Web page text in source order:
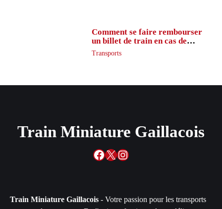
Comment se faire rembourser
un billet de train en cas de
retard ?
Transports
Train Miniature Gaillacois
Facebook
X Instagram
Train Miniature Gaillacois - Votre passion pour les transports